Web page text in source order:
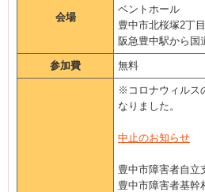
会場
ベントホール
豊中市北桜塚2丁
阪急豊中駅から国
参加費 無料
※コロナウィルス
なりました。
中止のお知らせ
豊中市障害者自立
豊中市障害者基